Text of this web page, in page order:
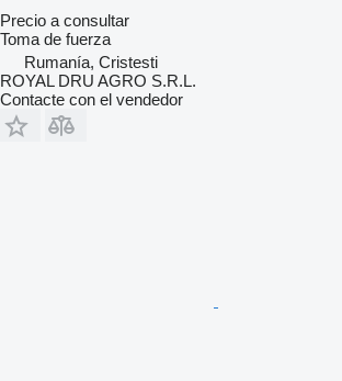
Precio a consultar
Toma de fuerza
Rumanía, Cristesti
ROYAL DRU AGRO S.R.L.
Contacte con el vendedor